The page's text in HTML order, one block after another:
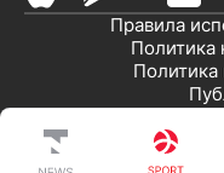
Политика
Правила